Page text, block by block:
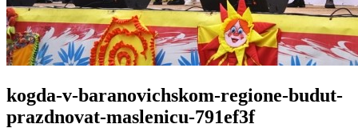
kogda-v-baranovichskom-regione-budut-
prazdnovat-maslenicu-791ef3f